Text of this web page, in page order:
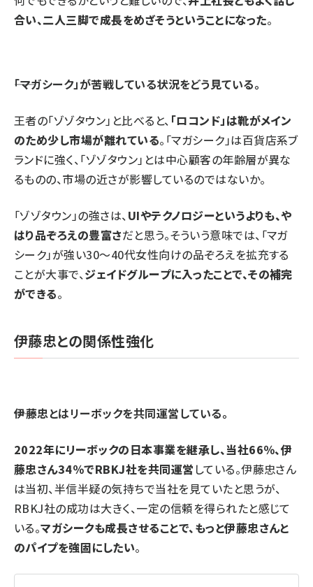
合い、二人三脚で成長をめざそうということになった。
――「マガシーク」が苦戦している状況をどう見ている。
王者の「ゾゾタウン」と比べると、 「ロコンド」は靴がメイン
のため少し市場が離れている。「マガシーク」は百貨店系ブ
ランドに強く、「ゾゾタウン」とは中心顧客の年齢層が異な
るものの、市場の近さが影響しているのではないか。
「ゾゾタウン」の強さは、UIやテクノロジーというよりも、や
はり品ぞろえの豊富さだと思う。そういう意味では、「マガ
シーク」が強い30～40代女性向けの品ぞろえを拡充する
ことが大事で、ジェイドグループに入ったことで、その補完
ができる。
伊藤忠との関係性強化
――伊藤忠とはリーボックを共同運営している。
2022年にリーボックの日本事業を継承し、当社66％、伊
藤忠さん34％でRBKJ社を共同運営 している。伊藤忠さん
は当初、半信半疑の気持ちで当社を見ていたと思うが、
RBKJ社の成功は大きく、一定の信頼を得られたと感じて
いる。マガシークも成長させることで、もっと伊藤忠さんと
のパイプを強固にしたい。